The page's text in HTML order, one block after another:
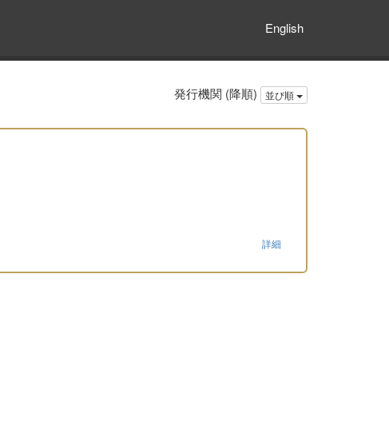
English
発行機関 (降順) 並び順
詳細